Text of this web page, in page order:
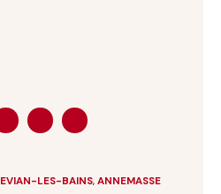
EVIAN-LES-BAINS, ANNEMASSE